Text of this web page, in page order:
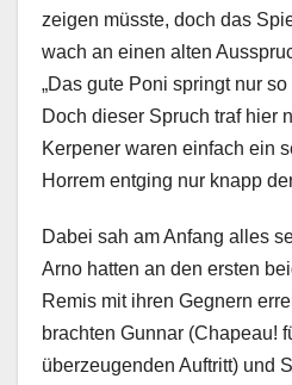
zeigen müsste, doch das
wach an einen alten
„Das gute Poni springt nur
Doch dieser Spruch traf hier
Kerpener waren einfach ein
Horrem entging nur knapp
Dabei sah am Anfang alles
Arno hatten an den ersten
Remis mit ihren Gegnern
brachten Gunnar (Chapeau!
überzeugenden Auftritt) und